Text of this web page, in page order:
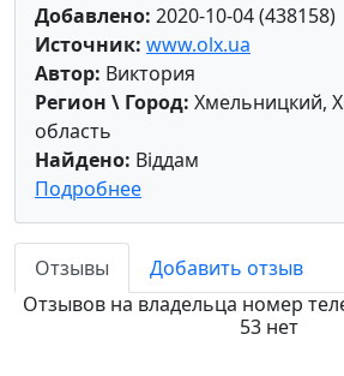
Добавлено: 2020-10-04 (438158)
Источник: www.olx.ua
Автор: Виктория
Регион \ Город: Хмельницкий,
область
Найдено: Віддам
Подробнее
Отзывы
Добавить отзыв
Отзывов на владельца номер
53 нет